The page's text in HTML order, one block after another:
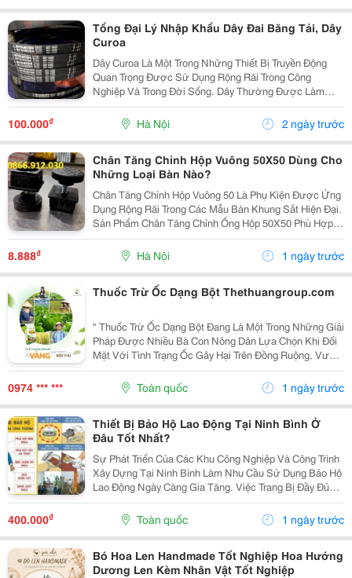
Tổng Đại Lý Nhập Khẩu Dây Đai Băng Tải, Dây
Curoa
Dây Curoa Là Một Trong Những Thiết Bị Truyền Động
Quan Trọng Được Sử Dụng Rộng Rãi Trong Công
Nghiệp Và Trong Đời Sống. Dây Thường Được Làm
Bằng Cao Su Tổng Hợp Có Nguồn Gốc Từ Dầu Mỏ, Bên
Trong Có Hoặc Không Có Lõi Thép. Dây Curoa Truyền
Động...
100.000₫ Hà Nội 2 ngày trước
Chân Tăng Chỉnh Hộp Vuông 50X50 Dùng Cho
Những Loại Bàn Nào?
Chân Tăng Chỉnh Hộp Vuông 50 Là Phụ Kiện Được Ứng
Dụng Rộng Rãi Trong Các Mẫu Bàn Khung Sắt Hiện Đại.
Sản Phẩm Chân Tăng Chỉnh Ống Hộp 50X50 Phù Hợp
Với Bàn Làm Việc, Bàn Ăn, Bàn Quán Cà Phê, Bàn
Thao Tác Công Nghiệp Và Nhiều Loại Kệ, Tủ. Với Chân
8.888₫ Hà Nội 1 ngày trước
Thuốc Trừ Ốc Dạng Bột Thethuangroup.com
" Thuốc Trừ Ốc Dạng Bột Đang Là Một Trong Những Giải
Pháp Được Nhiều Bà Con Nông Dân Lựa Chọn Khi Đối
Mặt Với Tình Trạng Ốc Gây Hại Trên Đồng Ruộng, Vườn
Cây Và Các Khu Vực Canh Tác Nông Nghiệp. Với Khả
Năng Phân Tán Nhanh, Dễ Sử Dụng Và Tác Động...
0974 *** *** Toàn quốc 1 ngày trước
Thiết Bị Bảo Hộ Lao Động Tại Ninh Bình Ở
Đâu Tốt Nhất?
Sự Phát Triển Của Các Khu Công Nghiệp Và Công Trình
Xây Dựng Tại Ninh Bình Làm Nhu Cầu Sử Dụng Bảo Hộ
Lao Động Ngày Càng Gia Tăng. Việc Trang Bị Đầy Đủ
Thiết Bị Bảo Hộ Lao Động Tại Ninh Bình Đạt Chuẩn Giúp
Bảo Vệ Người Lao Động Trước Các Rủi Ro, Nâng...
400.000₫ Toàn quốc 1 ngày trước
Bó Hoa Len Handmade Tốt Nghiệp Hoa Hướng
Dương Len Kèm Nhân Vật Tốt Nghiệp